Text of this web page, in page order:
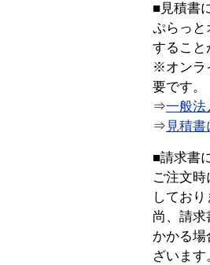
■見積書
ぷらっと
すること
※オンラ
要です。
⇒一般法
⇒ 見積
■請求書
ご注文
しており
尚、請
かかる
ざいます